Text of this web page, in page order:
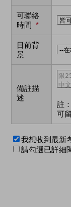
可聯絡
時間 *
目前背
景
備註描
述
註
可
我想收到最新
請勾選已詳細